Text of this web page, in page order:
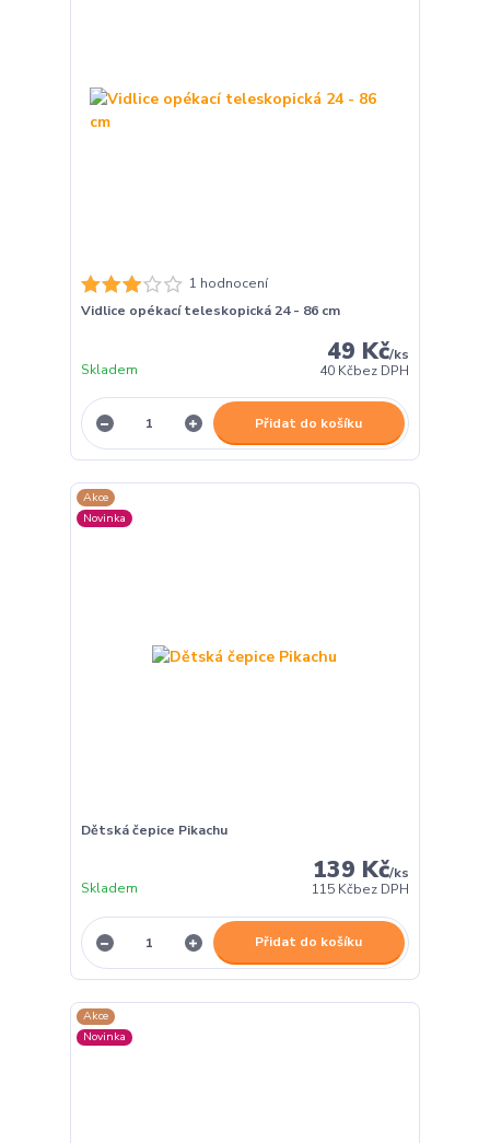
1 hodnocení
Vidlice opékací teleskopická 24 - 86 cm
49 Kč/ks
40 Kčbez DPH
Skladem
Přidat do košíku
Akce
Novinka
Dětská čepice Pikachu
139 Kč/ks
115 Kčbez DPH
Skladem
Přidat do košíku
Akce
Novinka